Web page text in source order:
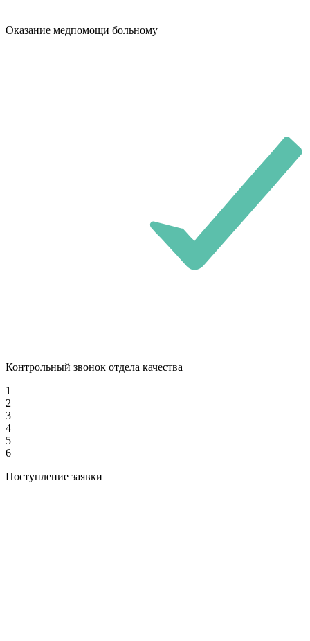
Оказание медпомощи больному
Контрольный звонок отдела качества
1
2
3
4
5
6
Поступление заявки